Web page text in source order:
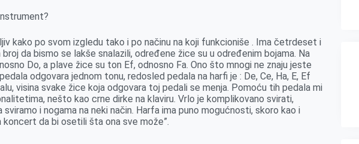
kako po svom izgledu tako i po načinu na koji funkcioniše . Ima četrdeset i
da bismo se lakše snalazili, određene žice su u određenim bojama. Na
Do, a plave žice su ton Ef, odnosno Fa. Ono što mnogi ne znaju jeste
odgovara jednom tonu, redosled pedala na harfi je : De, Ce, Ha, E, Ef
visina svake žice koja odgovara toj pedali se menja. Pomoću tih pedala mi
nešto kao crne dirke na klaviru. Vrlo je komplikovano svirati,
i nogama na neki način. Harfa ima puno mogućnosti, skoro kao i
da bi osetili šta ona sve može”.